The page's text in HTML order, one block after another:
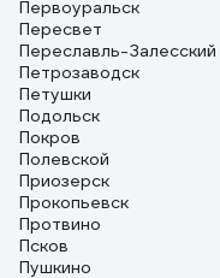
Первоуральск
Пересвет
Переславль-Залесский
Петрозаводск
Петушки
Подольск
Покров
Полевской
Приозерск
Прокопьевск
Протвино
Псков
Пушкино